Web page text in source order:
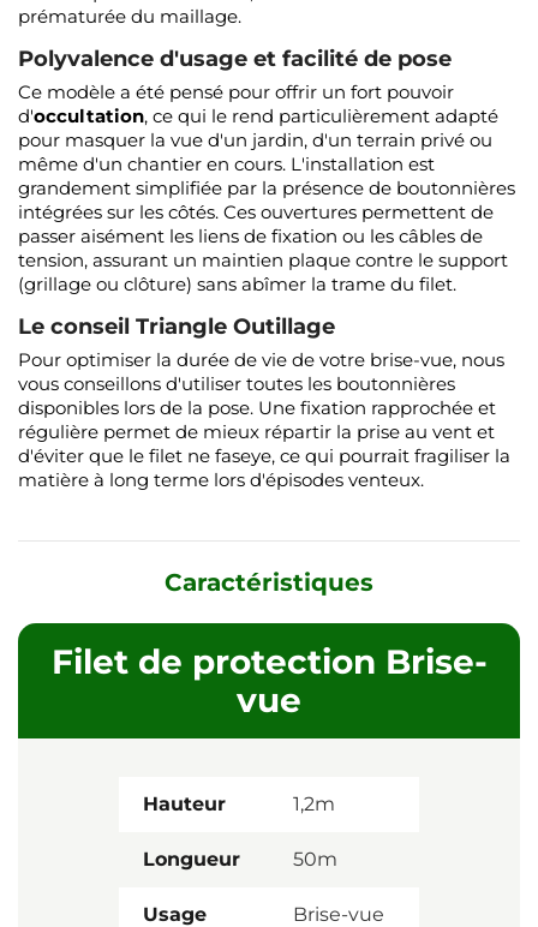
prématurée du maillage.
Polyvalence d'usage et facilité de pose
Ce modèle a été pensé pour offrir un fort pouvoir
d'occultation, ce qui le rend particulièrement adapté
pour masquer la vue d'un jardin, d'un terrain privé ou
même d'un chantier en cours. L'installation est
grandement simplifiée par la présence de boutonnières
intégrées sur les côtés. Ces ouvertures permettent de
passer aisément les liens de fixation ou les câbles de
tension, assurant un maintien plaque contre le support
(grillage ou clôture) sans abîmer la trame du filet.
Le conseil Triangle Outillage
Pour optimiser la durée de vie de votre brise-vue, nous
vous conseillons d'utiliser toutes les boutonnières
disponibles lors de la pose. Une fixation rapprochée et
régulière permet de mieux répartir la prise au vent et
d'éviter que le filet ne faseye, ce qui pourrait fragiliser la
matière à long terme lors d'épisodes venteux.
Caractéristiques
Filet de protection Brise-
vue
Hauteur 1,2m
Longueur 50m
Usage Brise-vue